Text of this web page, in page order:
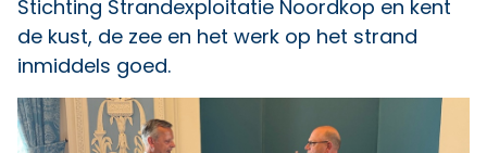
Stichting Strandexploitatie Noordkop en kent
de kust, de zee en het werk op het strand
inmiddels goed.